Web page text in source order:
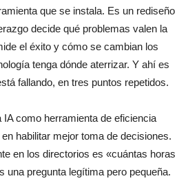
que se instala. Es un rediseño
decide qué problemas valen la
el éxito y cómo se cambian los
tenga dónde aterrizar. Y ahí es
fallando, en tres puntos repetidos.
como herramienta de eficiencia
habilitar mejor toma de decisiones.
en los directorios es «cuántas horas
una pregunta legítima pero pequeña.